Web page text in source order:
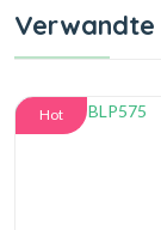
Hot